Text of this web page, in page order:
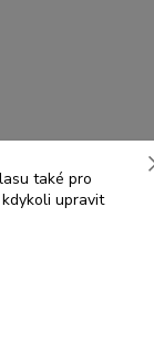
také pro
upravit